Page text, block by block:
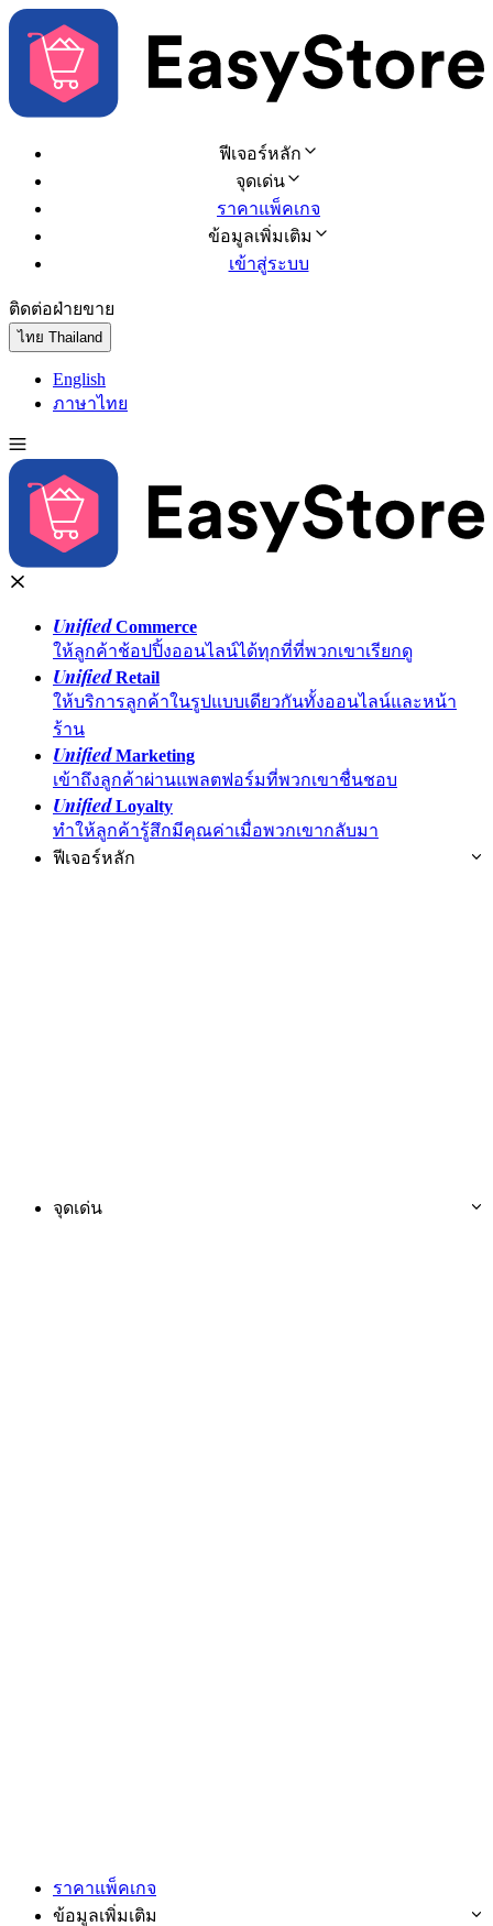
ฟีเจอร์หลัก
จุดเด่น
ราคาแพ็คเกจ
ข้อมูลเพิ่มเติม
เข้าสู่ระบบ
ติดต่อฝ่ายขาย
ไทย Thailand
English
ภาษาไทย
UnifiedCommerce
ให้ลูกค้าช้อปปิ้งออนไลน์ได้ทุกที่ที่พวกเขาเรียกดู
UnifiedRetail
ให้บริการลูกค้าในรูปแบบเดียวกันทั้งออนไลน์และหน้า
ร้าน
UnifiedMarketing
เข้าถึงลูกค้าผ่านแพลตฟอร์มที่พวกเขาชื่นชอบ
UnifiedLoyalty
ทำให้ลูกค้ารู้สึกมีคุณค่าเมื่อพวกเขากลับมา
ฟีเจอร์หลัก
จุดเด่น
ราคาแพ็คเกจ
ข้อมูลเพิ่มเติม